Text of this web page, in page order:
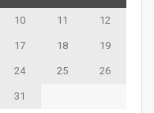
10 11 12
17 18 19
24 25 26
31